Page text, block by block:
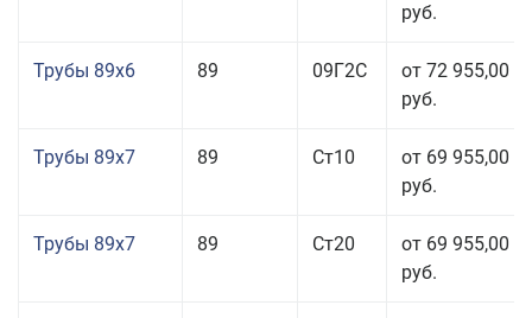
руб.
Трубы 89x6 89 09Г2С
от 72 955,00
руб.
Трубы 89x7 89 Ст10
от 69 955,00
руб.
Трубы 89x7 89 Ст20
от 69 955,00
руб.